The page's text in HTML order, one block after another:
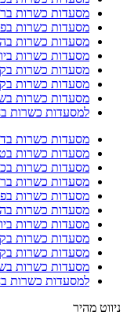
מסעדות כשרות
מסעדות כשרות
מסעדות כשרות
מסעדות כשרות
מסעדות כשרות
מסעדות כשרות
מסעדות כשרות
למסעדות כשרות
מסעדות כשרות
מסעדות כשרות
מסעדות כשרות
מסעדות כשרות
מסעדות כשרות
מסעדות כשרות
מסעדות כשרות
מסעדות כשרות
מסעדות כשרות
מסעדות כשרות
למסעדות כשרות
ניווט מהיר